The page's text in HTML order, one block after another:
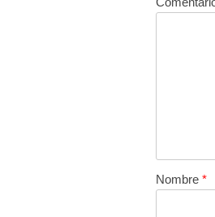
Nombre *